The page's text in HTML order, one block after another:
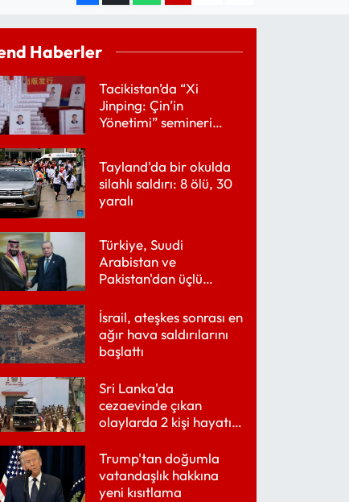
Haberler
Tacikistan’da “Xi
Jinping: Çin’in
Yönetimi” semineri
Tayland'da bir okulda
silahlı saldırı: 8 ölü, 30
yaralı
Türkiye, Suudi
Arabistan ve
Pakistan'dan üçlü
İsrail, ateşkes sonrası en
ağır hava saldırılarını
başlattı
Sri Lanka'da
cezaevinde çıkan
olaylarda 2 kişi hayatını
Trump'tan doğumla
vatandaşlık hakkına
yeni kısıtlama